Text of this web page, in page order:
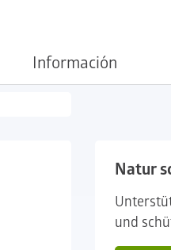
Información
Natur
und